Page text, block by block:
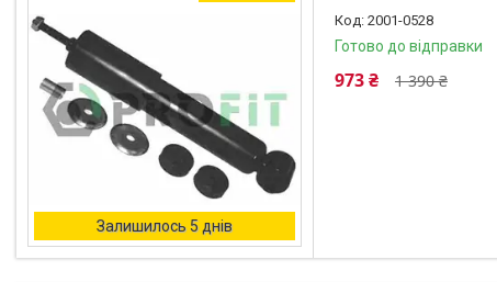
Каталог Запчастин
Корнева група
Залишилось 5 днів
2001-0528
Готово до відправки
1 390 ₴
973 ₴